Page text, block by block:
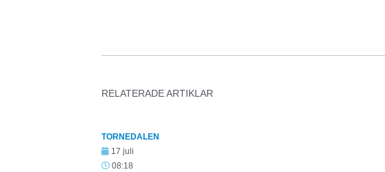
RELATERADE ARTIKLAR
TORNEDALEN
17 juli
08:18